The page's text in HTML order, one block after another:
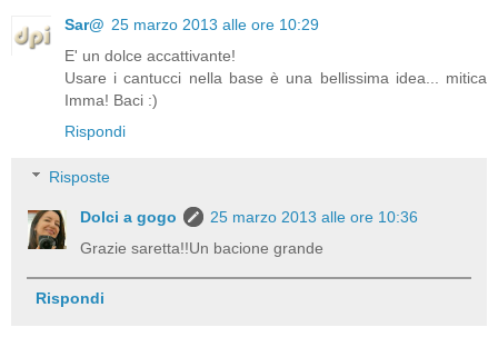
Sar@ 25 marzo 2013 alle ore 10:29
E' un dolce accattivante!
Usare i cantucci nella base è una bellissima idea... mitica
Imma! Baci :)
Rispondi
Risposte
Dolci a gogo
25 marzo 2013 alle ore 10:36
Grazie saretta!!Un bacione grande
Rispondi